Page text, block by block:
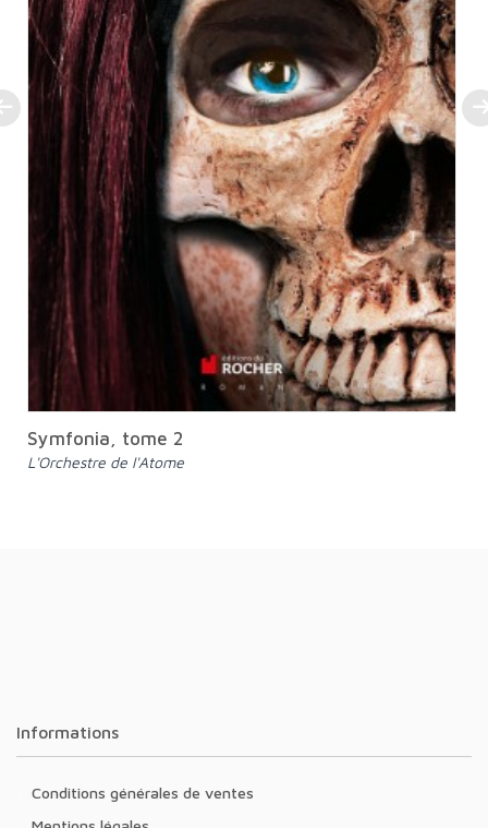
Symfonia, tome 2
L'Orchestre de l'Atome
Informations
Conditions générales de ventes